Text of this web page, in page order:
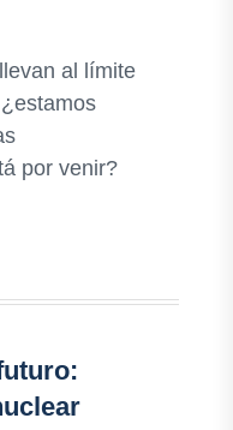
al límite
por venir?